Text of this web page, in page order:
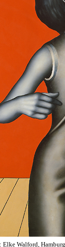
Elke Walford, Hamburg